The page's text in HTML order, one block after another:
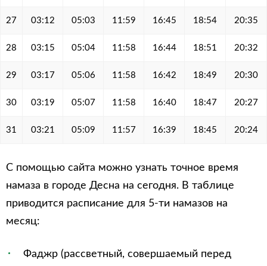
27 03:12 05:03 11:59 16:45 18:54 20:35
28 03:15 05:04 11:58 16:44 18:51 20:32
29 03:17 05:06 11:58 16:42 18:49 20:30
30 03:19 05:07 11:58 16:40 18:47 20:27
31 03:21 05:09 11:57 16:39 18:45 20:24
С помощью сайта можно узнать точное время
намаза в городе Десна на сегодня. В таблице
приводится расписание для 5-ти намазов на
месяц:
Фаджр (рассветный, совершаемый перед